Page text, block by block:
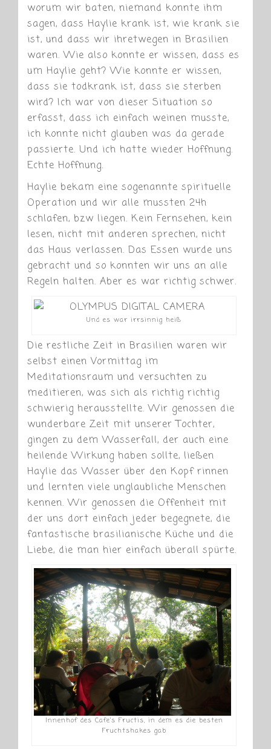
worum wir baten, niemand konnte ihm
sagen, dass Haylie krank ist, wie krank sie
ist, und dass wir ihretwegen in Brasilien
waren. Wie also konnte er wissen, dass es
um Haylie geht? Wie konnte er wissen,
dass sie todkrank ist, dass sie sterben
wird? Ich war von dieser Situation so
erfasst, dass ich einfach weinen musste,
ich konnte nicht glauben was da gerade
passierte. Und ich hatte wieder Hoffnung.
Echte Hoffnung.
Haylie bekam eine sogenannte spirituelle
Operation und wir alle mussten 24h
schlafen, bzw liegen. Kein Fernsehen, kein
lesen, nicht mit anderen sprechen, nicht
das Haus verlassen. Das Essen wurde uns
gebracht und so konnten wir uns an alle
Regeln halten. Aber es war richtig schwer.
Und es war irrsinnig heiß
Die restliche Zeit in Brasilien waren wir
selbst einen Vormittag im
Meditationsraum und versuchten zu
meditieren, was sich als richtig richtig
schwierig herausstellte. Wir genossen die
wunderbare Zeit mit unserer Tochter,
gingen zu dem Wasserfall, der auch eine
heilende Wirkung haben sollte, ließen
Haylie das Wasser über den Kopf rinnen
und lernten viele unglaubliche Menschen
kennen. Wir genossen die Offenheit mit
der uns dort einfach jeder begegnete, die
fantastische brasilianische Küche und die
Liebe, die man hier einfach überall spürte.
Innenhof des Cafe’s Fructis, in dem es die besten
Fruchtshakes gab